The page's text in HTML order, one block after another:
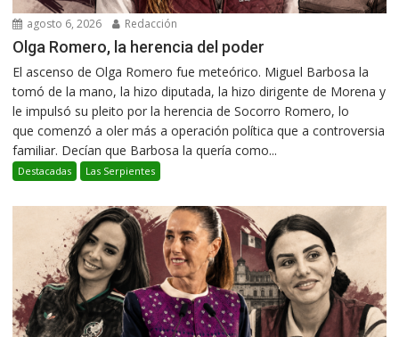
agosto 6, 2026 Redacción
Olga Romero, la herencia del poder
El ascenso de Olga Romero fue meteórico. Miguel Barbosa la
tomó de la mano, la hizo diputada, la hizo dirigente de Morena y
le impulsó su pleito por la herencia de Socorro Romero, lo
que comenzó a oler más a operación política que a controversia
familiar. Decían que Barbosa la quería como...
Destacadas Las Serpientes